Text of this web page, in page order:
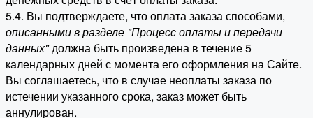
5.4. Вы подтверждаете, что оплата заказа способами,
описанными в разделе "Процесс оплаты и передачи
данных"должна быть произведена в течение 5
календарных дней с момента его оформления на Сайте.
Вы соглашаетесь, что в случае неоплаты заказа по
истечении указанного срока, заказ может быть
аннулирован.